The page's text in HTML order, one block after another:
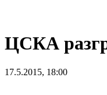
ЦСКА
17.5.2015, 18:00